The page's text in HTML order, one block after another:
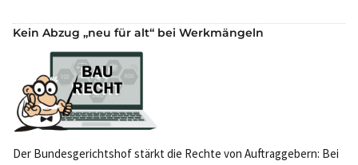
Kein Abzug „neu für alt“ bei Werkmängeln
Der Bundesgerichtshof stärkt die Rechte von Auftraggebern: Bei